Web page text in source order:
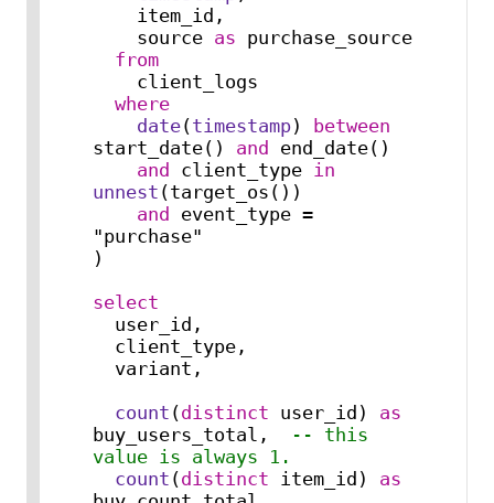
    source
as purchase_source
from
where
date(timestamp)
between
start_date() and end_date()
and client_type in
unnest (target_os())
and event_type =
"purchase"
)
select
count (distinct user_id) as
buy_users_total,
-- this
value is always 1.
count (distinct item_id) as